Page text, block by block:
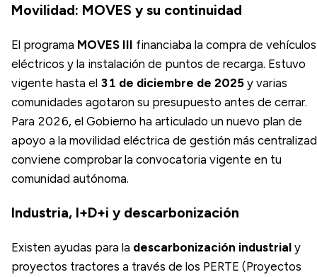
Movilidad: MOVES y su continuidad
El programa MOVES III financiaba la compra de vehículos
eléctricos y la instalación de puntos de recarga. Estuvo
vigente hasta el 31 de diciembre de 2025 y varias
comunidades agotaron su presupuesto antes de cerrar.
Para 2026, el Gobierno ha articulado un nuevo plan de
apoyo a la movilidad eléctrica de gestión más
conviene comprobar la convocatoria vigente en tu
comunidad autónoma.
Industria, I+D+i y descarbonización
Existen ayudas para la descarbonización industrial y
proyectos tractores a través de los PERTE (Proyectos